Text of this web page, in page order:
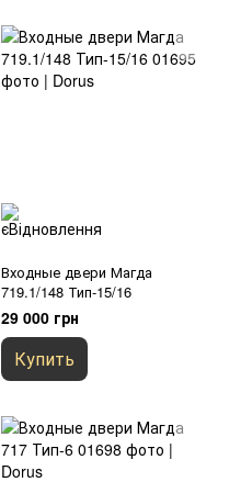
Входные двери Магда
719.1/148 Тип-15/16
29 000 грн
Купить